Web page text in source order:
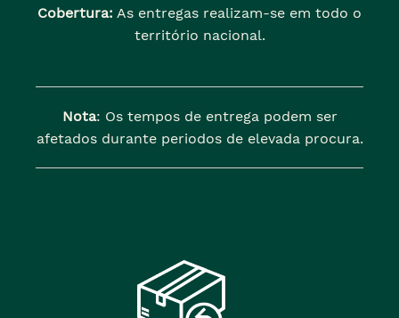
Cobertura: As entregas realizam-se em todo o
território nacional.
Nota: Os tempos de entrega podem ser
afetados durante periodos de elevada procura.